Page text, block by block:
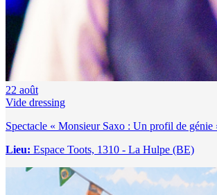
22 août
Vide dressing
Spectacle « Monsieur Saxo : Un profil de génie
Lieu: Espace Toots, 1310 - La Hulpe (BE)